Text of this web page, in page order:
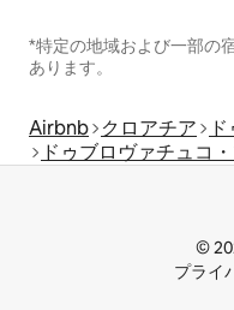
*特定の地域および一部の
あります。
Airbnb クロアチア
ドゥブロヴァチュコ
©
プライ